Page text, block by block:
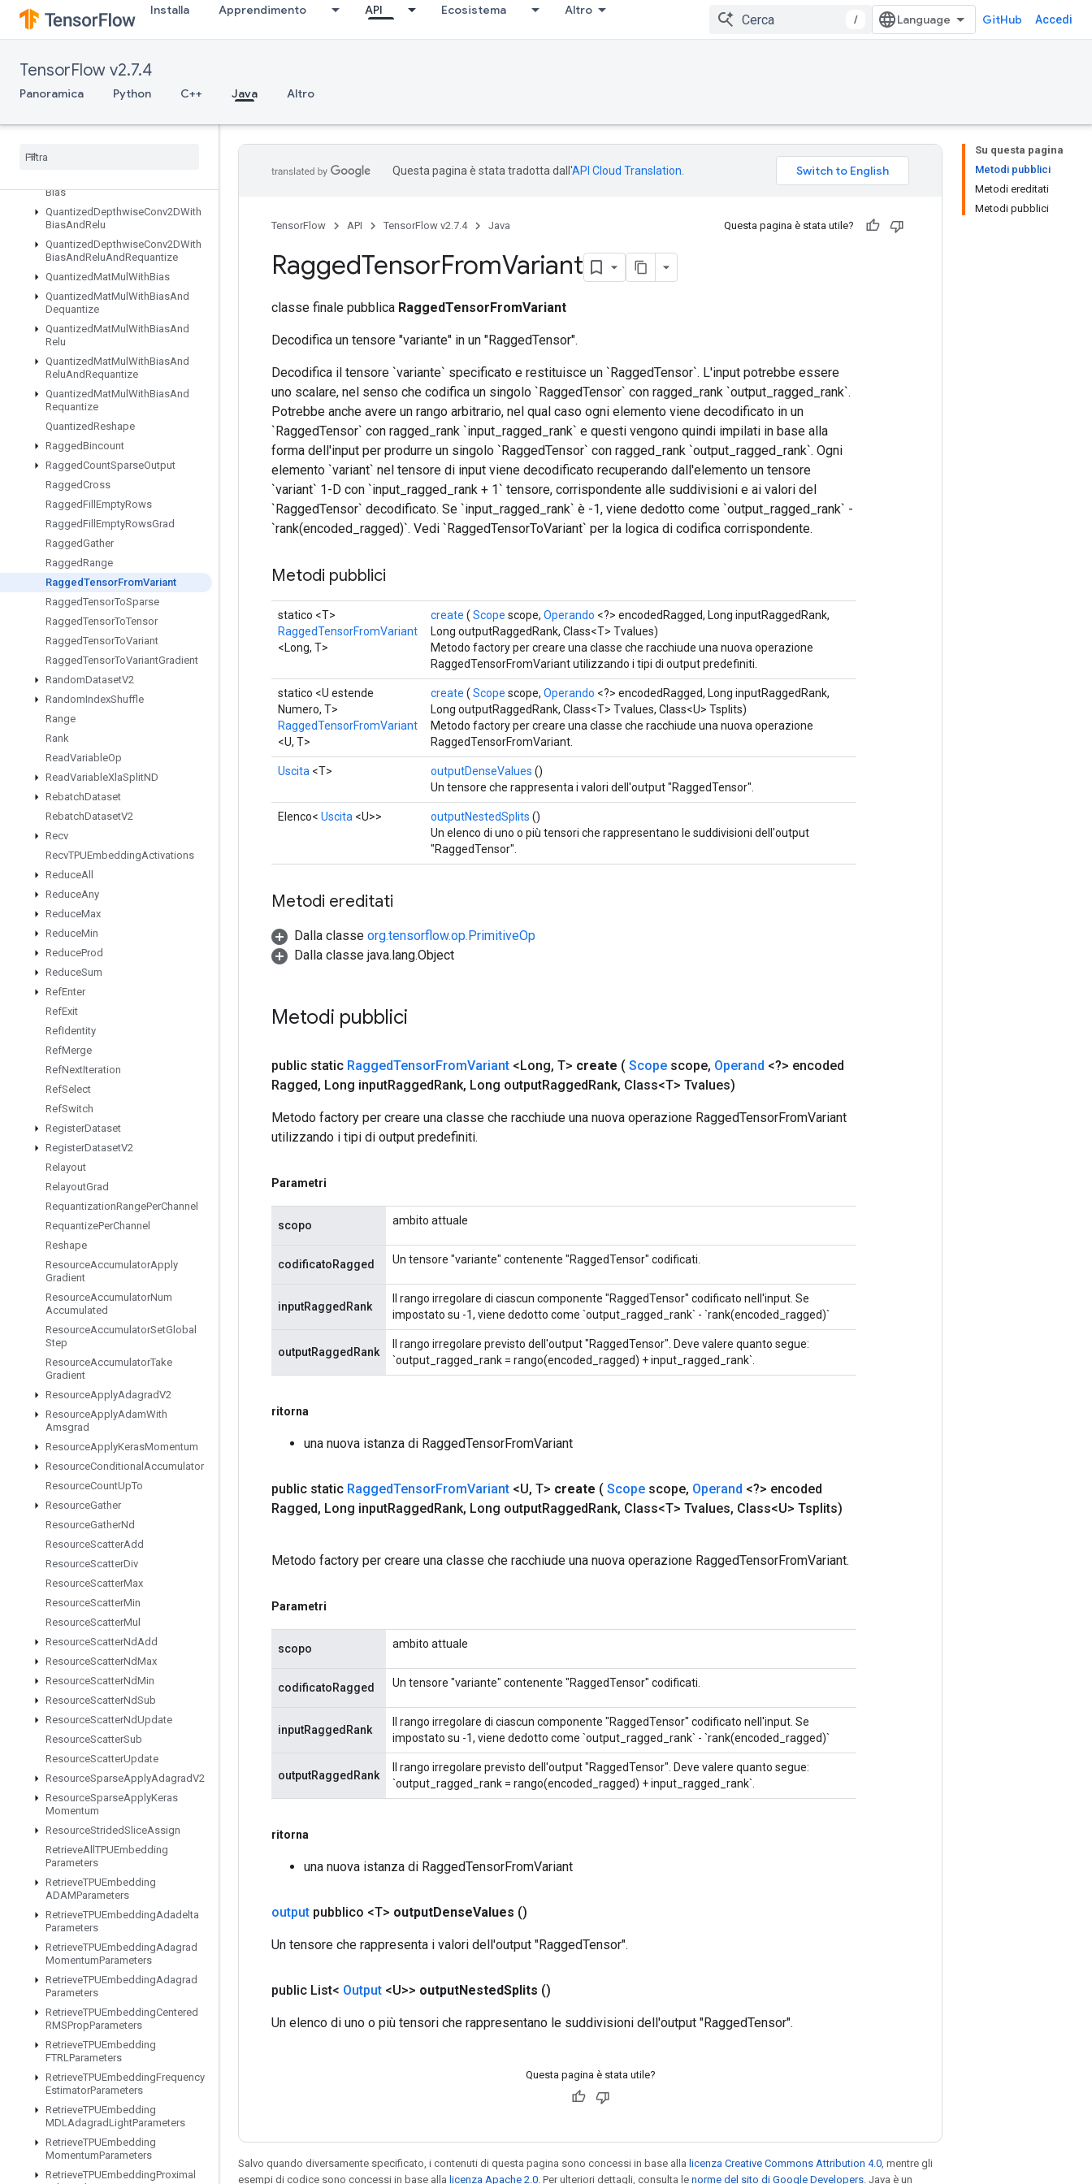
Installa Apprendimento API Ecosistema Altro
/ GitHub Accedi
TensorFlow v2.7.4
Panoramica Python C++ Java Altro
QuantizedConv2DWithBias
QuantizedConv2DWithBiasAndRelu
QuantizedConv2DWithBiasAndRequantize
QuantizedConv2DWithBiasSignedSumAndReluAndRequantize
QuantizedConv2DWithBiasSum
Quantized
Bias
QuantizedDepthwiseConv2DWith
BiasAndRelu
QuantizedDepthwiseConv2DWith
BiasAndReluAndRequantize
QuantizedMatMul WithBias
QuantizedMatMul WithBiasAnd
Dequantize
QuantizedMatMul WithBiasAnd
Relu
QuantizedMatMul WithBiasAnd
ReluAndRequantize
QuantizedMatMul WithBiasAnd
Requantize
QuantizedReshape
RaggedBincount
RaggedCountSparseOutput
RaggedCross
RaggedFill EmptyRows
RaggedFill EmptyRowsGrad
RaggedGather
RaggedRange
RaggedTensorFromVariant
RaggedTensorToSparse
RaggedTensorToTensor
RaggedTensorToVariant
RaggedTensorToVariantGradient
RandomDatasetV2
RandomIndexShuffle
Range
Rank
ReadVariableOp
ReadVariableXlaSplitND
RebatchDataset
RebatchDatasetV2
Recv
RecvTPUEmbeddingActivations
ReduceAll
ReduceAny
ReduceMax
ReduceMin
ReduceProd
ReduceSum
RefEnter
RefExit
RefIdentity
RefMerge
RefNextIteration
RefSelect
RefSwitch
RegisterDataset
RegisterDatasetV2
Relayout
RelayoutGrad
RequantizationRangePerChannel
RequantizePerChannel
Reshape
ResourceAccumulatorApply
Gradient
ResourceAccumulatorNum
Accumulated
ResourceAccumulatorSetGlobal
Step
ResourceAccumulatorTake
Gradient
ResourceApplyAdagradV2
ResourceApplyAdamWith
Amsgrad
ResourceApplyKerasMomentum
ResourceConditional Accumulator
ResourceCountUpTo
ResourceGather
ResourceGatherNd
ResourceScatterAdd
ResourceScatterDiv
ResourceScatterMax
ResourceScatterMin
ResourceScatterMul
ResourceScatterNdAdd
ResourceScatterNdMax
ResourceScatterNdMin
ResourceScatterNdSub
ResourceScatterNdUpdate
ResourceScatterSub
ResourceScatterUpdate
ResourceSparseApplyAdagradV2
ResourceSparseApplyKeras
Momentum
ResourceStridedSliceAssign
RetrieveAll TPUEmbedding
Parameters
RetrieveTPUEmbedding
ADAMParameters
RetrieveTPUEmbeddingAdadelta
Parameters
RetrieveTPUEmbeddingAdagrad
MomentumParameters
RetrieveTPUEmbeddingAdagrad
Parameters
RetrieveTPUEmbeddingCentered
RMSPropParameters
RetrieveTPUEmbedding
FTRLParameters
RetrieveTPUEmbeddingFrequency
EstimatorParameters
RetrieveTPUEmbedding
MDLAdagradLightParameters
RetrieveTPUEmbedding
MomentumParameters
RetrieveTPUEmbeddingProximal
Su questa pagina
Metodi pubblici
Metodi ereditati
Metodi pubblici
Questa pagina è stata tradotta dall'API Cloud Translation
TensorFlow API TensorFlow v2.7.4 Java Questa pagina è stata utile?
RaggedTensorFromVariant
classe finale pubblica RaggedTensorFromVariant
Decodifica un tensore "variante" in un "RaggedTensor".
Decodifica il tensore `variante` specificato e restituisce un `RaggedTensor`. L'input potrebbe essere
uno scalare, nel senso che codifica un singolo `RaggedTensor` con ragged_rank `output_ragged_rank`.
Potrebbe anche avere un rango arbitrario, nel qual caso ogni elemento viene decodificato in un
`RaggedTensor` con ragged_rank `input_ragged_rank` e questi vengono quindi impilati in base alla
forma dell'input per produrre un singolo `RaggedTensor` con ragged_rank `output_ragged_rank`. Ogni
elemento `variant` nel tensore di input viene decodificato recuperando dall'elemento un tensore
`variant` 1-D con `input_ragged_rank + 1` tensore, corrispondente alle suddivisioni e ai valori del
`RaggedTensor` decodificato. Se `input_ragged_rank` è -1, viene dedotto come `output_ragged_rank` -
`rank(encoded_ragged)`. Vedi `RaggedTensorToVariant` per la logica di codifica corrispondente.
Metodi pubblici
statico <T>
RaggedTensorFromVariant
<Long, T>
create ( Scope scope, Operando <?> encodedRagged, Long inputRaggedRank,
Long outputRaggedRank, Class<T> Tvalues)
Metodo factory per creare una classe che racchiude una nuova operazione
RaggedTensorFromVariant utilizzando i tipi di output predefiniti.
statico <U estende
Numero, T>
RaggedTensorFromVariant
<U, T>
create ( Scope scope, Operando <?> encodedRagged, Long inputRaggedRank,
Long outputRaggedRank, Class<T> Tvalues, Class<U> Tsplits)
Metodo factory per creare una classe che racchiude una nuova operazione
RaggedTensorFromVariant.
Uscita <T> outputDenseValues ​​()
Un tensore che rappresenta i valori dell'output "RaggedTensor".
Elenco< Uscita <U>> outputNestedSplits ()
Un elenco di uno o più tensori che rappresentano le suddivisioni dell'output
"RaggedTensor".
Metodi ereditati
Dalla classe org.tensorflow.op.PrimitiveOp
Dalla classe java.lang.Object
Metodi pubblici
public static RaggedTensorFromVariant <Long, T> create ( Scope scope, Operand <?> encoded
Ragged, Long inputRaggedRank, Long outputRaggedRank, Class<T> Tvalues)
Metodo factory per creare una classe che racchiude una nuova operazione RaggedTensorFromVariant
utilizzando i tipi di output predefiniti.
Parametri
scopo ambito attuale
codificatoRagged Un tensore "variante" contenente "RaggedTensor" codificati.
inputRaggedRank
Il rango irregolare di ciascun componente "RaggedTensor" codificato nell'input. Se
impostato su -1, viene dedotto come `output_ragged_rank` - `rank(encoded_ragged)`
outputRaggedRank
Il rango irregolare previsto dell'output "RaggedTensor". Deve valere quanto segue:
`output_ragged_rank = rango(encoded_ragged) + input_ragged_rank`.
ritorna
una nuova istanza di RaggedTensorFromVariant
public static RaggedTensorFromVariant <U, T> create ( Scope scope, Operand <?> encoded
Ragged, Long inputRaggedRank, Long outputRaggedRank, Class<T> Tvalues, Class<U> Tsplits)
Metodo factory per creare una classe che racchiude una nuova operazione RaggedTensorFromVariant.
Parametri
scopo ambito attuale
codificatoRagged Un tensore "variante" contenente "RaggedTensor" codificati.
inputRaggedRank
Il rango irregolare di ciascun componente "RaggedTensor" codificato nell'input. Se
impostato su -1, viene dedotto come `output_ragged_rank` - `rank(encoded_ragged)`
outputRaggedRank
Il rango irregolare previsto dell'output "RaggedTensor". Deve valere quanto segue:
`output_ragged_rank = rango(encoded_ragged) + input_ragged_rank`.
ritorna
una nuova istanza di RaggedTensorFromVariant
output pubblico <T> outputDenseValues ​​()
Un tensore che rappresenta i valori dell'output "RaggedTensor".
public List< Output <U>> outputNestedSplits ()
Un elenco di uno o più tensori che rappresentano le suddivisioni dell'output "RaggedTensor".
Questa pagina è stata utile?
Salvo quando diversamente specificato, i contenuti di questa pagina sono concessi in base alla licenza Creative Commons Attribution 4.0 , mentre gli
esempi di codice sono concessi in base alla licenza Apache 2.0 . Per ulteriori dettagli, consulta le norme del sito di Google Developers . Java è un